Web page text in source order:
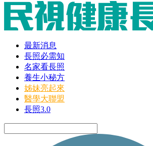
最新消息
長照必需知
名家看長照
養生小秘方
姊妹亮起來
醫學大聯盟
長照3.0